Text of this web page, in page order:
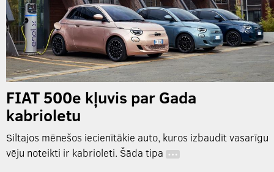
FIAT 500e kļuvis par Gada
kabrioletu
Siltajos mēnešos iecienītākie auto, kuros izbaudīt vasarīgu
vēju noteikti ir kabrioleti. Šāda tipa …